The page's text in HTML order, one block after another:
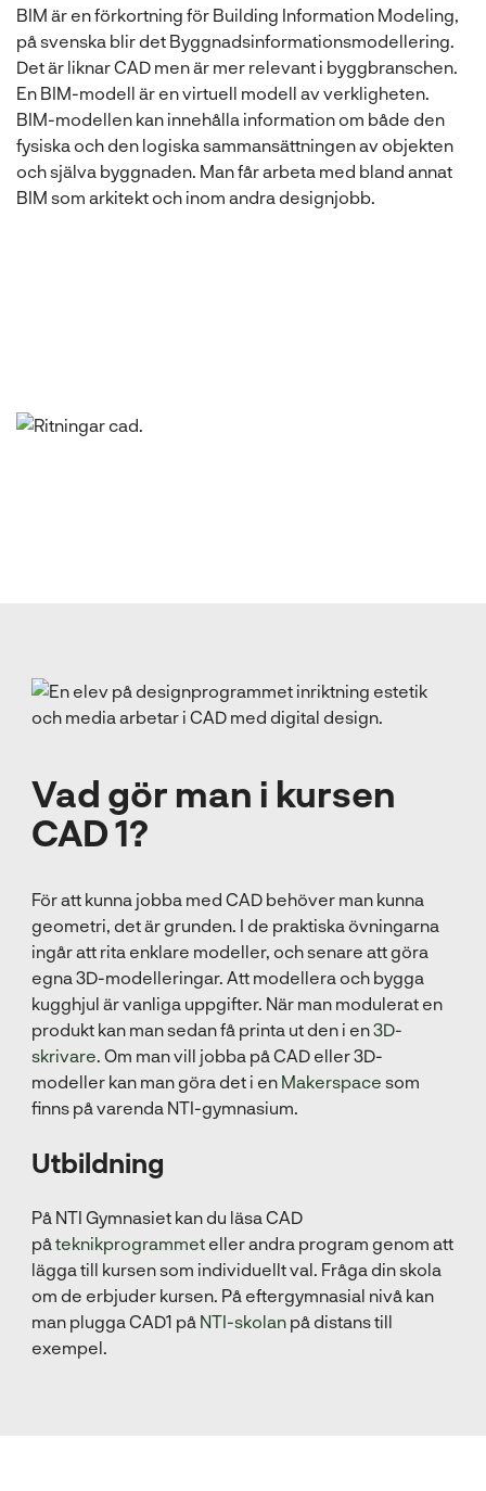
BIM är en förkortning för Building Information Modeling,
på svenska blir det Byggnadsinformationsmodellering.
Det är liknar CAD men är mer relevant i byggbranschen.
En BIM-modell är en virtuell modell av verkligheten.
BIM-modellen kan innehålla information om både den
fysiska och den logiska sammansättningen av objekten
och själva byggnaden. Man får arbeta med bland annat
BIM som arkitekt och inom andra designjobb.
Vad gör man i kursen
CAD 1?
För att kunna jobba med CAD behöver man kunna
geometri, det är grunden. I de praktiska övningarna
ingår att rita enklare modeller, och senare att göra
egna 3D-modelleringar. Att modellera och bygga
kugghjul är vanliga uppgifter. När man modulerat en
produkt kan man sedan få printa ut den i en3D-
skrivare. Om man vill jobba på CAD eller 3D-
modeller kan man göra det i en Makerspace som
finns på varenda NTI-gymnasium.
Utbildning
På NTI Gymnasiet kan du läsa CAD
på teknikprogrammeteller andra program genom att
lägga till kursen som individuellt val. Fråga din skola
om de erbjuder kursen. På eftergymnasial nivå kan
man plugga CAD1 på NTI-skolanpå distans till
exempel.